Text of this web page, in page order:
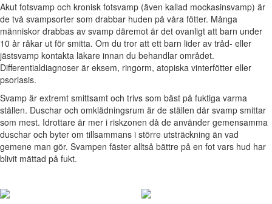
Akut fotsvamp och kronisk fotsvamp (även kallad mockasinsvamp) är
de två svampsorter som drabbar huden på våra fötter. Många
människor drabbas av svamp däremot är det ovanligt att barn under
10 år råkar ut för smitta. Om du tror att ett barn lider av tråd- eller
jästsvamp kontakta läkare innan du behandlar området.
Differentialdiagnoser är eksem, ringorm, atopiska vinterfötter eller
psoriasis.
Svamp är extremt smittsamt och trivs som bäst på fuktiga varma
ställen. Duschar och omklädningsrum är de ställen där svamp smittar
som mest. Idrottare är mer i riskzonen då de använder gemensamma
duschar och byter om tillsammans i större utsträckning än vad
gemene man gör. Svampen fäster alltså bättre på en fot vars hud har
blivit mättad på fukt.